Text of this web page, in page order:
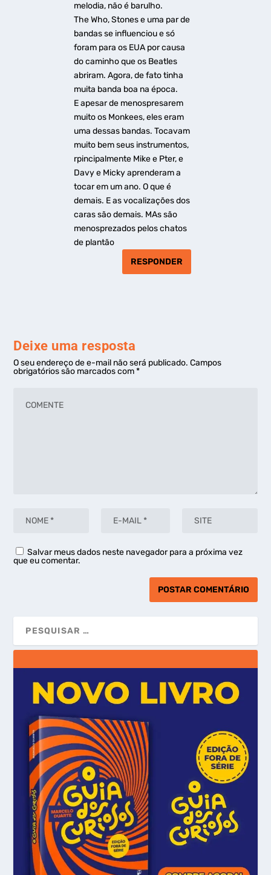
melodia, não é barulho.
The Who, Stones e uma par de
bandas se influenciou e só
foram para os EUA por causa
do caminho que os Beatles
abriram. Agora, de fato tinha
muita banda boa na época.
E apesar de menospresarem
muito os Monkees, eles eram
uma dessas bandas. Tocavam
muito bem seus instrumentos,
rpincipalmente Mike e Pter, e
Davy e Micky aprenderam a
tocar em um ano. O que é
demais. E as vocalizações dos
caras são demais. MAs são
menosprezados pelos chatos
de plantão
RESPONDER
Deixe uma resposta
O seu endereço de e-mail não será publicado. Campos
obrigatórios são marcados com*
Salvar meus dados neste navegador para a próxima vez
que eu comentar.